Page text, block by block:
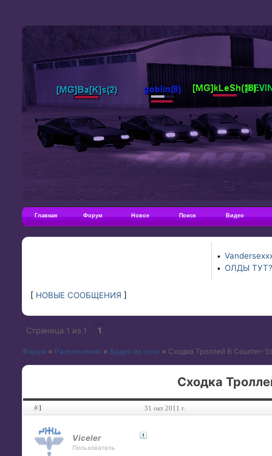
Главная Форум Новое Поиск Видео
•
• ОЛДЫ
[ НОВЫЕ СООБЩЕНИЯ ]
Страница 1 из 1 1
Форум » Развлечения » Видео из сети » Сходка Троллей В Counter-
Сходка
#1 31 окт 2011 г.
Viceler
Пользователь